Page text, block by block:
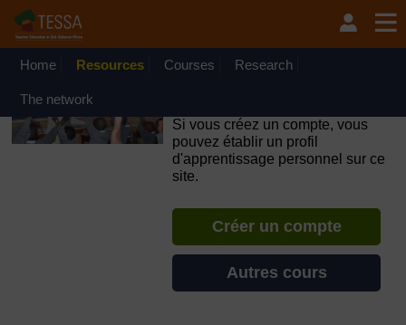
Passer au contenu principal
OpenLearn Create will be unavailable on Wednesday 12
August 2026 from 8am to 10.30am (GMT) due to routine
Home Resources Courses Research
The network
Si vous créez un compte, vous
pouvez établir un profil
d'apprentissage personnel sur ce
site.
Créer un compte
Autres cours